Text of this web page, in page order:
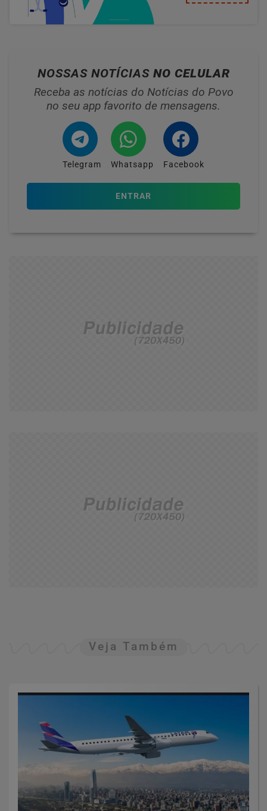
NOSSAS NOTÍCIAS NO CELULAR
Receba as notícias do Notícias do Povo
no seu app favorito de mensagens.
Telegram Whatsapp Facebook
ENTRAR
Veja Também